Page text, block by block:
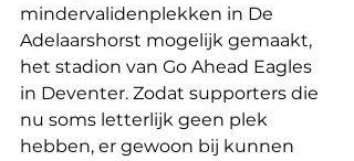
mindervalidenplekken in De
Adelaarshorst mogelijk gemaakt,
het stadion van Go Ahead Eagles
in Deventer. Zodat supporters die
nu soms letterlijk geen plek
hebben, er gewoon bij kunnen